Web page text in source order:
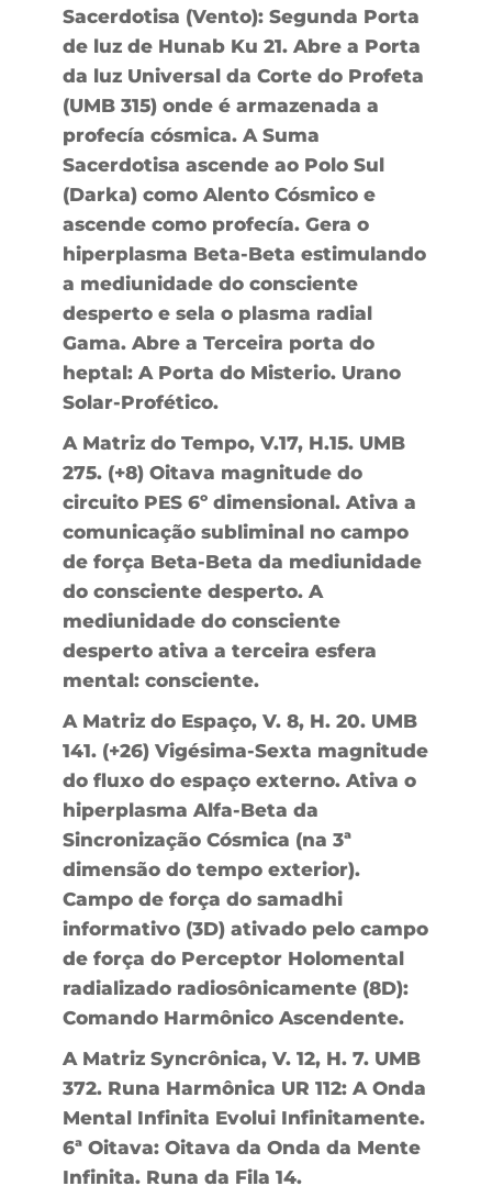
Sacerdotisa (Vento): Segunda Porta
de luz de Hunab Ku 21. Abre a Porta
da luz Universal da Corte do Profeta
(UMB 315) onde é armazenada a
profecía cósmica. A Suma
Sacerdotisa ascende ao Polo Sul
(Darka) como Alento Cósmico e
ascende como profecía. Gera o
hiperplasma Beta-Beta estimulando
a mediunidade do consciente
desperto e sela o plasma radial
Gama. Abre a Terceira porta do
heptal: A Porta do Misterio. Urano
Solar-Profético.
A Matriz do Tempo, V.17, H.15. UMB
275. (+8) Oitava magnitude do
circuito PES 6º dimensional. Ativa a
comunicação subliminal no campo
de força Beta-Beta da mediunidade
do consciente desperto. A
mediunidade do consciente
desperto ativa a terceira esfera
mental: consciente.
A Matriz do Espaço, V. 8, H. 20. UMB
141. (+26) Vigésima-Sexta magnitude
do fluxo do espaço externo. Ativa o
hiperplasma Alfa-Beta da
Sincronização Cósmica (na 3ª
dimensão do tempo exterior).
Campo de força do samadhi
informativo (3D) ativado pelo campo
de força do Perceptor Holomental
radializado radiosônicamente (8D):
Comando Harmônico Ascendente.
A Matriz Syncrônica, V. 12, H. 7. UMB
372. Runa Harmônica UR 112: A Onda
Mental Infinita Evolui Infinitamente.
6ª Oitava: Oitava da Onda da Mente
Infinita. Runa da Fila 14.